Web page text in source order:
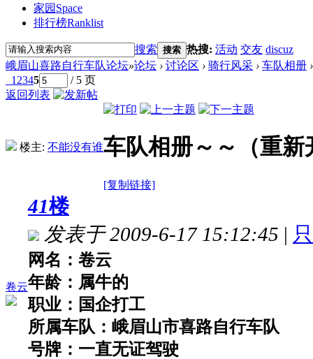
家园 Space
排行榜Ranklist
搜索 搜索 热搜: 活动 交友 discuz
峨眉山喜路自行车队论坛»论坛 › 讨论区 › 骑行风采 › 车队相册 ›
1 2345
/ 5 页
返回列表
楼主: 不能没有谁车队相册～～（重新
[复制链接]
卷云
41楼
发表于 2009-6-17 15:12:45 |
网名：卷云
年龄：属牛的
职业：国企打工
所属车队：峨眉山市喜路自行车队
号牌：一直无证驾驶